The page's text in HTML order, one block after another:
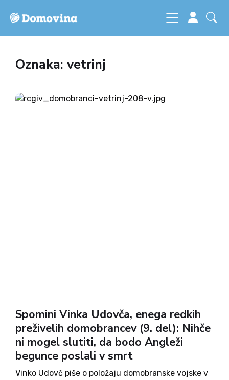
Oznaka: vetrinj
Spomini Vinka Udovča, enega redkih
preživelih domobrancev (9. del): Nihče
ni mogel slutiti, da bodo Angleži
begunce poslali v smrt
Vinko Udovč piše o položaju domobranske vojske v